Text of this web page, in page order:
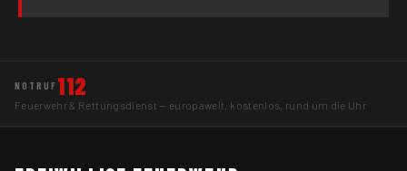
NOTRUF 112
Feuerwehr & Rettungsdienst — europaweit, kostenlos, rund um die Uhr